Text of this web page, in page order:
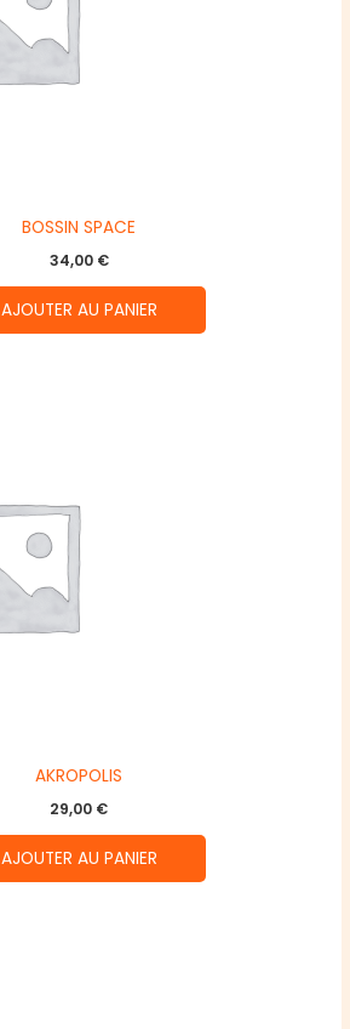
BOSSIN SPACE
34,00 €
AJOUTER AU PANIER
AKROPOLIS
29,00 €
AJOUTER AU PANIER